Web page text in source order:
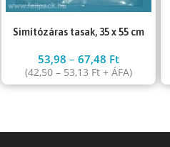
Simítózáras tasak, 35 x 55 cm
53,98–67,48 Ft
(42,50– 53,13 Ft + ÁFA)